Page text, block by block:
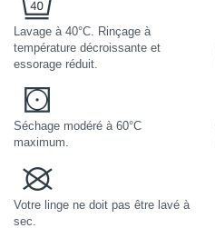
Lavage à 40°C. Rinçage à
température décroissante et
essorage réduit.
Séchage modéré à 60°C
maximum.
Votre linge ne doit pas être lavé à
sec.